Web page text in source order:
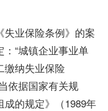
业保险条例》的案
“城镇企业事业单
缴纳失业保险
依据国家有关规
的规定》（1989年